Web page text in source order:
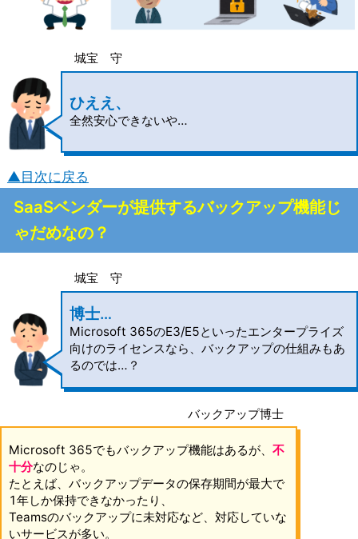
城宝 守
ひええ、
全然安心できないや…
▲目次に戻る
SaaSベンダーが提供するバックアップ機能じ
ゃだめなの？
城宝 守
博士…
Microsoft 365のE3/E5といったエンタープライズ
向けのライセンスなら、バックアップの仕組みもあ
るのでは…？
バックアップ博士
Microsoft 365でもバックアップ機能はあるが、 不
十分なのじゃ。
たとえば、バックアップデータの保存期間が最大で
1年しか保持できなかったり、
Teamsのバックアップに未対応など、対応していな
いサービスが多い。